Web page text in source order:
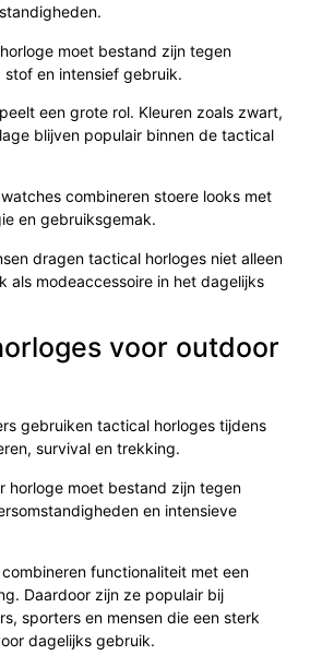
moet bestand zijn tegen
en intensief gebruik.
een grote rol. Kleuren zoals zwart,
blijven populair binnen de tactical
combineren stoere looks met
en gebruiksgemak.
dragen tactical horloges niet alleen
als modeaccessoire in het dagelijks
voor outdoor
gebruiken tactical horloges tijdens
survival en trekking.
horloge moet bestand zijn tegen
en intensieve
functionaliteit met een
Daardoor zijn ze populair bij
sporters en mensen die een sterk
dagelijks gebruik.